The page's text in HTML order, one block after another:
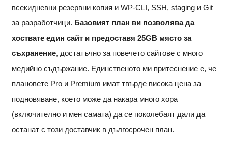
всекидневни резервни копия и WP-CLI, SSH, staging и Git
за разработчици. Базовият план ви позволява да
хоствате един сайт и предоставя 25GB място за
съхранение, достатъчно за повечето сайтове с много
медийно съдържание. Единственото ми притеснение е, че
плановете Pro и Premium имат твърде висока цена за
подновяване, което може да накара много хора
(включително и мен самата) да се поколебаят дали да
останат с този доставчик в дългосрочен план.